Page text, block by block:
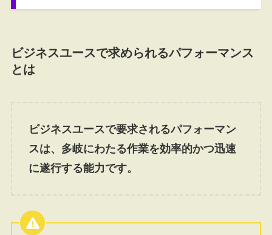
ビジネスユースで求められるパフォーマンス
とは
ビジネスユースで要求されるパフォーマン
スは、多岐にわたる作業を効率的かつ迅速
に遂行する能力です。